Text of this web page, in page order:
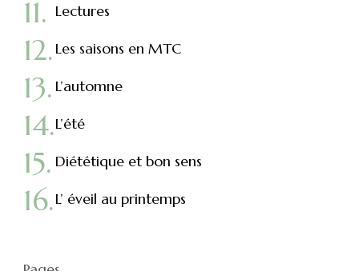
Lectures
Les saisons en MTC
L’automne
L’été
Diététique et bon sens
L’ éveil au printemps